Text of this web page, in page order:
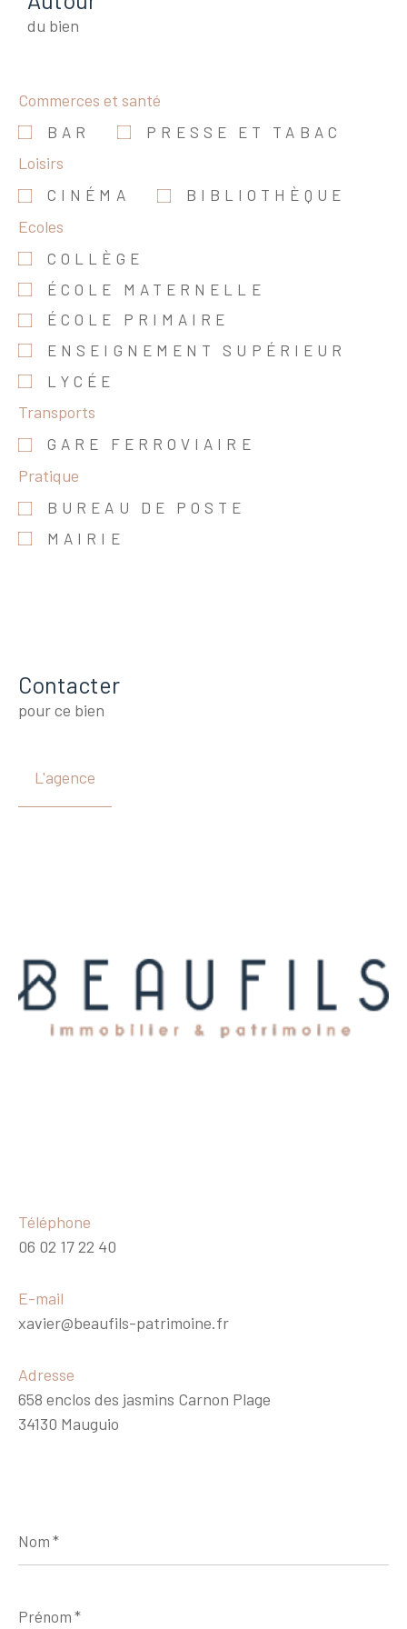
du bien
Commerces et santé
BAR PRESSE ET TABAC
Loisirs
CINÉMA BIBLIOTHÈQUE
Ecoles
COLLÈGE
ÉCOLE MATERNELLE
ÉCOLE PRIMAIRE
ENSEIGNEMENT SUPÉRIEUR
LYCÉE
Transports
GARE FERROVIAIRE
Pratique
BUREAU DE POSTE
MAIRIE
Contacter
pour ce bien
L'agence
Téléphone
06 02 17 22 40
E-mail
xavier@beaufils-patrimoine.fr
Adresse
658 enclos des jasmins Carnon Plage
34130 Mauguio
*
*